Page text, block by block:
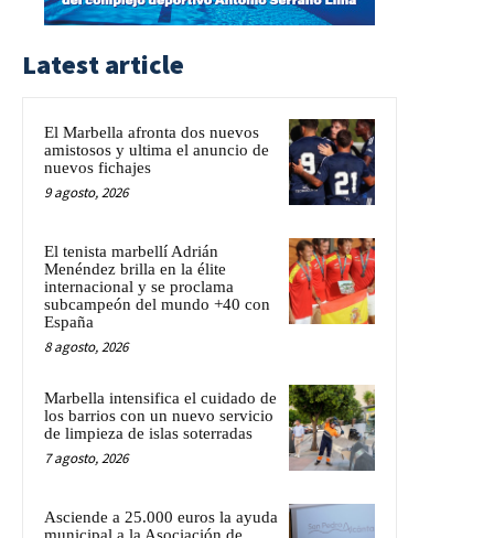
Latest article
El Marbella afronta dos nuevos
amistosos y ultima el anuncio de
nuevos fichajes
9 agosto, 2026
El tenista marbellí Adrián
Menéndez brilla en la élite
internacional y se proclama
subcampeón del mundo +40 con
España
8 agosto, 2026
Marbella intensifica el cuidado de
los barrios con un nuevo servicio
de limpieza de islas soterradas
7 agosto, 2026
Asciende a 25.000 euros la ayuda
municipal a la Asociación de